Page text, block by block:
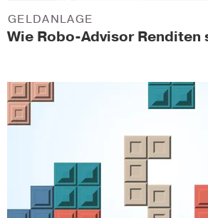
Wie Robo-Advisor Renditen
GELDANLAGE